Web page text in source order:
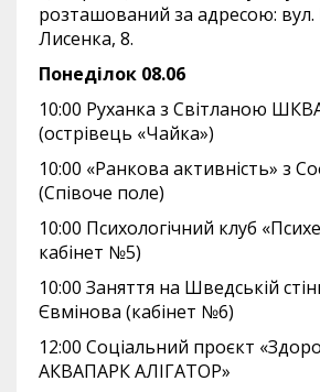
розташований за адресою:
Лисенка, 8.
Понеділок 08.06
10:00 Руханка з Світланою
(острівець «Чайка»)
10:00 «Ранкова активність» з
(Співоче поле)
10:00 Психологічний клуб
кабінет №5)
10:00 Заняття на Шведській
Євмінова (кабінет №6)
12:00 Соціальний проєкт
АКВАПАРК АЛІГАТОР»